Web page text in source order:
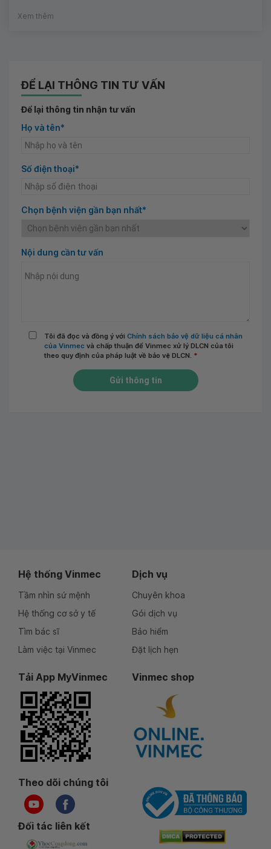
Xem thêm
ĐỂ LẠI THÔNG TIN TƯ VẤN
Để lại thông tin nhận tư vấn
Họ và tên*
Số điện thoại*
Chọn bệnh viện gần bạn nhất*
Nội dung cần tư vấn
Tôi đã đọc và đồng ý với Chính sách bảo vệ dữ liệu cá nhân
của Vinmec và chấp thuận để Vinmec xử lý DLCN của tôi
theo quy định của pháp luật về bảo vệ DLCN. *
Gửi thông tin
Hệ thống Vinmec
Tầm nhìn sứ mệnh
Hệ thống cơ sở y tế
Tìm bác sĩ
Làm việc tại Vinmec
Dịch vụ
Chuyên khoa
Gói dịch vụ
Bảo hiểm
Đặt lịch hẹn
Tải App MyVinmec Vinmec shop
Theo dõi chúng tôi
Đối tác liên kết